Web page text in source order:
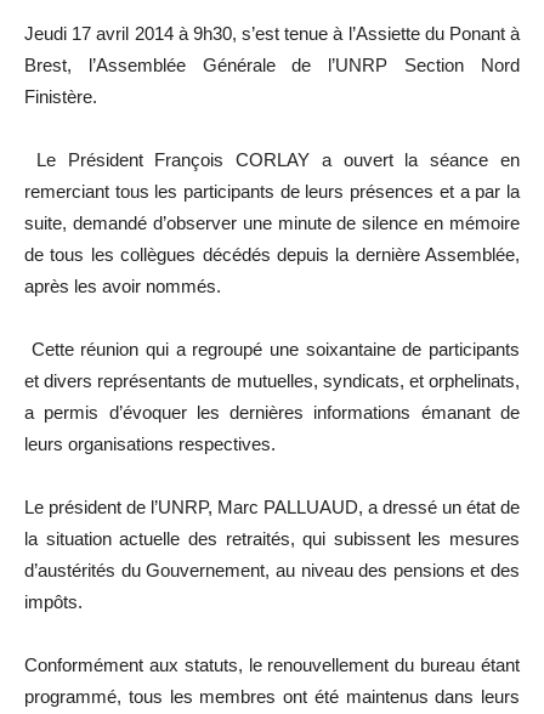
Jeudi 17 avril 2014 à 9h30, s’est tenue à l’Assiette du Ponant à
Brest, l’Assemblée Générale de l’UNRP Section Nord
Finistère.
Le Président François CORLAY a ouvert la séance en
remerciant tous les participants de leurs présences et a par la
suite, demandé d’observer une minute de silence en mémoire
de tous les collègues décédés depuis la dernière Assemblée,
après les avoir nommés.
Cette réunion qui a regroupé une soixantaine de participants
et divers représentants de mutuelles, syndicats, et orphelinats,
a permis d’évoquer les dernières informations émanant de
leurs organisations respectives.
Le président de l’UNRP, Marc PALLUAUD, a dressé un état de
la situation actuelle des retraités, qui subissent les mesures
d’austérités du Gouvernement, au niveau des pensions et des
impôts.
Conformément aux statuts, le renouvellement du bureau étant
programmé, tous les membres ont été maintenus dans leurs